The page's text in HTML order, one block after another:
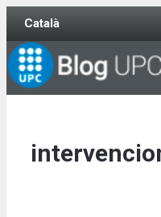
Skip
content
Català